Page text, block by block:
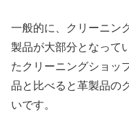
一般的に、クリーニン
製品が大部分となって
たクリーニングショッ
品と比べると革製品の
いです。